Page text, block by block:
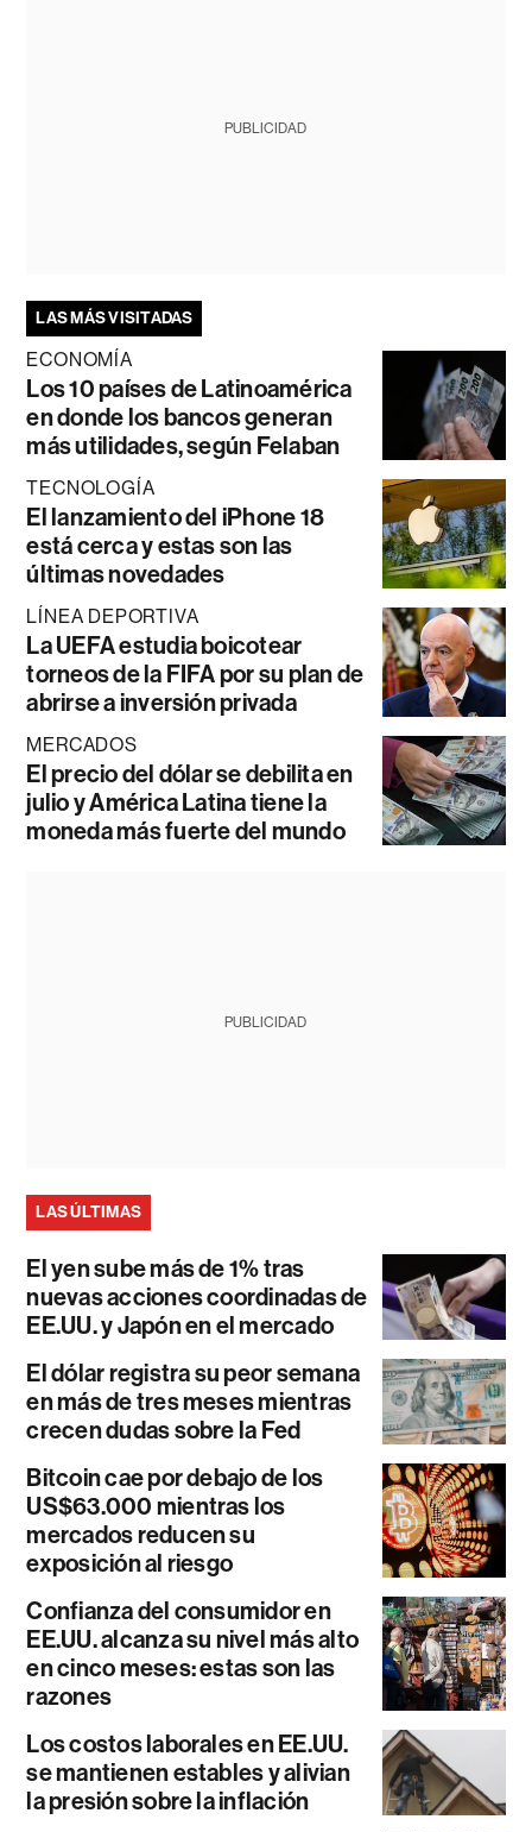
PUBLICIDAD
LAS MÁS VISITADAS
ECONOMÍA
Los 10 países de Latinoamérica
en donde los bancos generan
más utilidades, según Felaban
TECNOLOGÍA
El lanzamiento del iPhone 18
está cerca y estas son las
últimas novedades
LÍNEA DEPORTIVA
La UEFA estudia boicotear
torneos de la FIFA por su plan de
abrirse a inversión privada
MERCADOS
El precio del dólar se debilita en
julio y América Latina tiene la
moneda más fuerte del mundo
PUBLICIDAD
LAS ÚLTIMAS
El yen sube más de 1% tras
nuevas acciones coordinadas de
EE.UU. y Japón en el mercado
El dólar registra su peor semana
en más de tres meses mientras
crecen dudas sobre la Fed
Bitcoin cae por debajo de los
US$63.000 mientras los
mercados reducen su
exposición al riesgo
Confianza del consumidor en
EE.UU. alcanza su nivel más alto
en cinco meses: estas son las
razones
Los costos laborales en EE.UU.
se mantienen estables y alivian
la presión sobre la inflación